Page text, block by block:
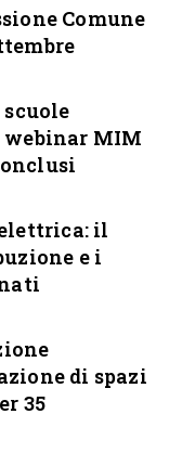
Comune
scuole
webinar MIM
elettrica: il
e i
di spazi
35